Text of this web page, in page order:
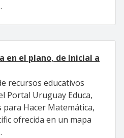
en el plano, de Inicial a
recursos educativos
Portal Uruguay Educa,
para Hacer Matemática,
ofrecida en un mapa